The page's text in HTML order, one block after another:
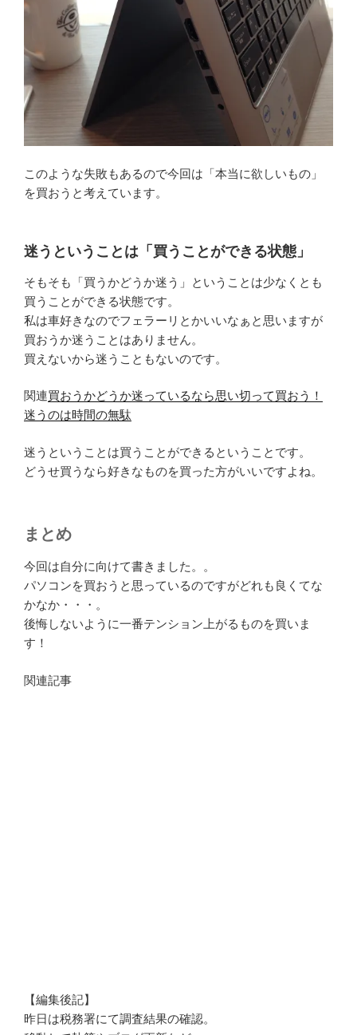
このような失敗もあるので今回は「本当に欲しいもの」
を買おうと考えています。
迷うということは「買うことができる状態」
そもそも「買うかどうか迷う」ということは少なくとも
買うことができる状態です。
私は車好きなのでフェラーリとかいいなぁと思いますが
買おうか迷うことはありません。
買えないから迷うこともないのです。
関連買おうかどうか迷っているなら思い切って買おう！
迷うのは時間の無駄
迷うということは買うことができるということです。
どうせ買うなら好きなものを買った方がいいですよね。
まとめ
今回は自分に向けて書きました。。
パソコンを買おうと思っているのですがどれも良くてな
かなか・・・。
後悔しないように一番テンション上がるものを買いま
す！
関連記事
【編集後記】
昨日は税務署にて調査結果の確認。